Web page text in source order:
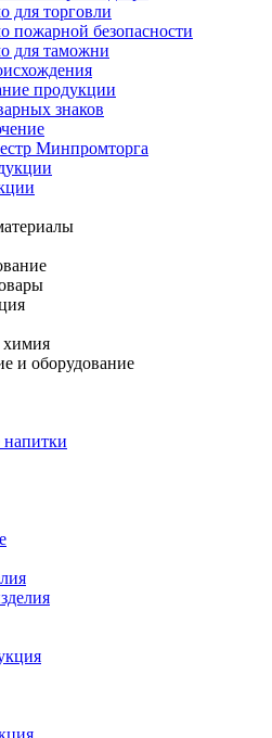
для торговли
пожарной безопасности
для таможни
продукции
знаков
Минпромторга
и оборудование
напитки